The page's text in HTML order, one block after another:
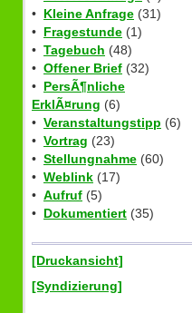
• Kleine Anfrage (31)
• Fragestunde (1)
• Tagebuch (48)
• Offener Brief (32)
• PersÃ¶nliche
ErklÃ¤rung (6)
• Veranstaltungstipp (6)
• Vortrag (23)
• Stellungnahme (60)
• Weblink (17)
• Aufruf (5)
• Dokumentiert (35)
[Druckansicht]
[Syndizierung]